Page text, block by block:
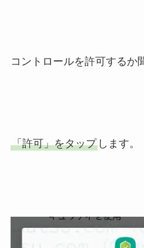
コントロールを許可するか
「許可」をタップします。